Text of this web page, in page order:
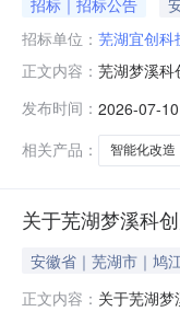
招标单位： 芜湖宜创科
正文内容： 芜湖梦溪科
2026年7月
出。四、联
发布时间： 2026-07-
相关产品：
智能化改造
关于芜湖梦溪科
安徽省｜芜湖市｜鸠
正文内容： 关于芜湖